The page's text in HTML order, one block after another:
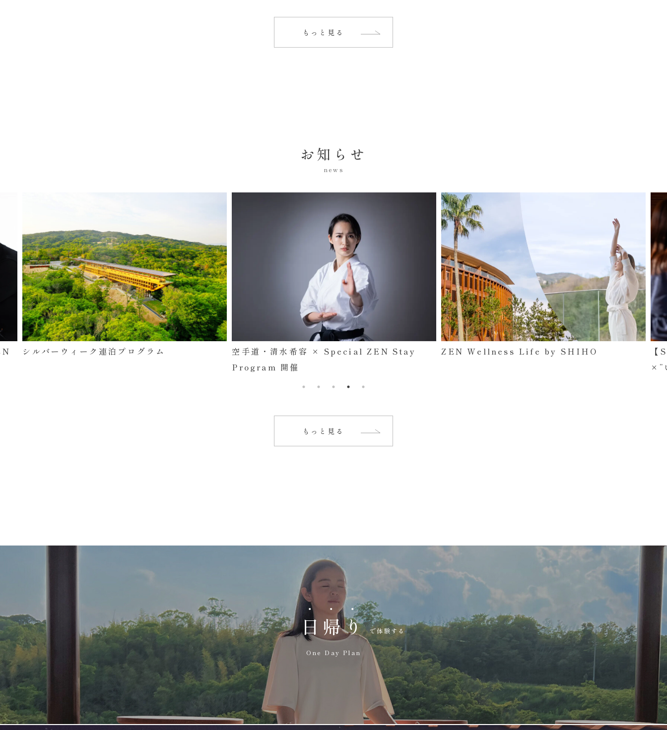
もっと見る
お知らせ
news
空手道・清水希容 × Special ZEN Stay
ZEN Wellness Life by SHIHO
【Special ZEN Stay Program】内田 恭子
【
もっと見る
日 帰り
One Day Plan